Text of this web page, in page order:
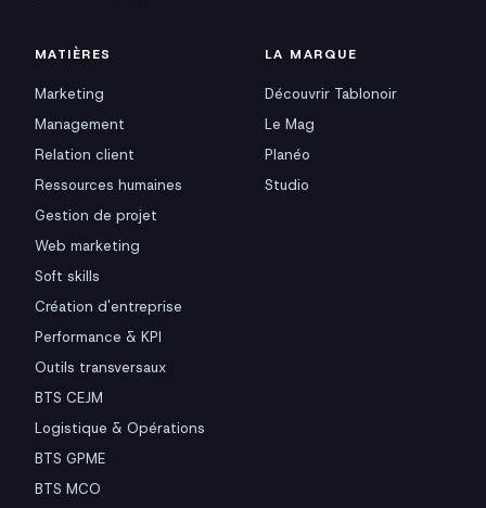
MATIÈRES
Marketing
Management
Relation client
Ressources humaines
Gestion de projet
Web marketing
Soft skills
Création d'entreprise
Performance & KPI
Outils transversaux
BTS CEJM
Logistique & Opérations
BTS GPME
BTS MCO
LA MARQUE
Découvrir Tablonoir
Le Mag
Planéo
Studio